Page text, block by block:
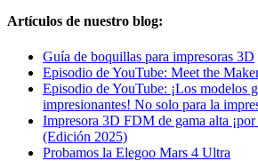
Artículos de nuestro blog:
Guía de boquillas para impresoras 3D
Episodio de YouTube: Meet the
Episodio de YouTube: ¡Los modelos
impresionantes! No solo para la
Impresora 3D FDM de gama alta
(Edición 2025)
Probamos la Elegoo Mars 4 Ultra